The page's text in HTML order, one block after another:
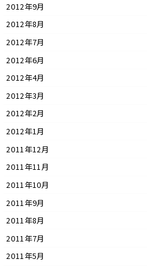
2012年9月
2012年8月
2012年7月
2012年6月
2012年4月
2012年3月
2012年2月
2012年1月
2011年12月
2011年11月
2011年10月
2011年9月
2011年8月
2011年7月
2011年5月